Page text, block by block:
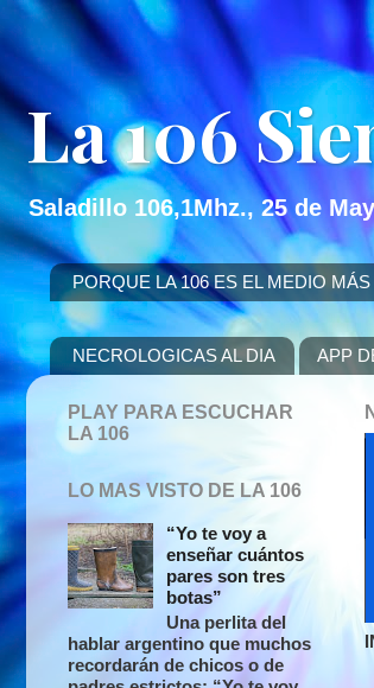
La 106
Saladillo 106,1Mhz., 25 de
PORQUE LA 106 ES EL MEDIO
NECROLOGICAS AL DIA APP
PLAY PARA ESCUCHAR
LA 106
LO MAS VISTO DE LA 106
“Yo te voy a
enseñar cuántos
pares son tres
botas”
Una perlita del
hablar argentino que muchos
recordarán de chicos o de